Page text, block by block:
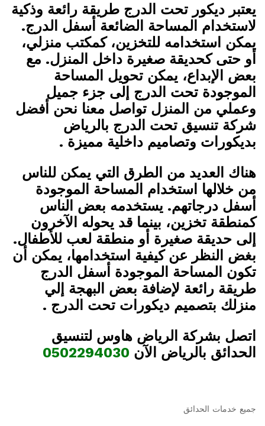
يعتبر ديكور تحت الدرج طريقة رائعة وذكية
لاستخدام المساحة الضائعة أسفل الدرج.
يمكن استخدامه للتخزين، كمكتب منزلي،
أو حتى كحديقة صغيرة داخل المنزل. مع
بعض الإبداع، يمكن تحويل المساحة
الموجودة تحت الدرج إلى جزء جميل
وعملي من المنزل تواصل معنا نحن أفضل
شركة تنسيق تحت الدرج بالرياض
بديكورات وتصاميم داخلية مميزة .
هناك العديد من الطرق التي يمكن للناس
من خلالها استخدام المساحة الموجودة
أسفل درجاتهم. يستخدمه بعض الناس
كمنطقة تخزين، بينما قد يحوله الآخرون
إلى حديقة صغيرة أو منطقة لعب للأطفال.
بغض النظر عن كيفية استخدامها، يمكن أن
تكون المساحة الموجودة أسفل الدرج
طريقة رائعة لإضافة بعض البهجة إلي
منزلك بتصميم ديكورات تحت الدرج .
اتصل بشركة الرياض هاوس لتنسيق
الحدائق بالرياض الآن 0502294030
جميع خدمات الحدائق